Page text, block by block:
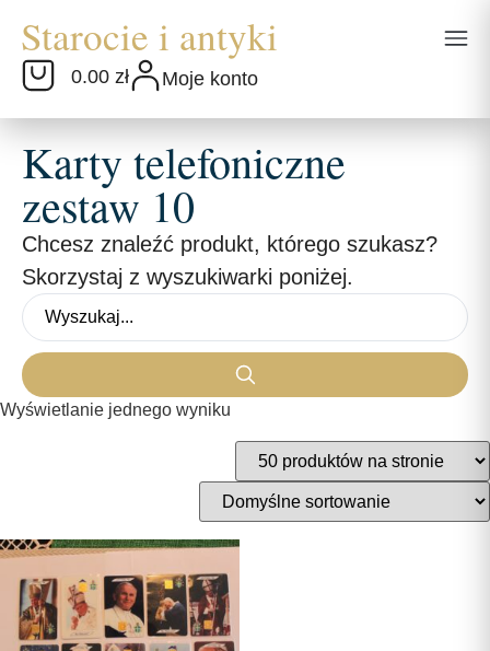
0.00 zł Moje konto
Karty telefoniczne
zestaw 10
Chcesz znaleźć produkt, którego szukasz?
Skorzystaj z wyszukiwarki poniżej.
Wyświetlanie jednego wyniku